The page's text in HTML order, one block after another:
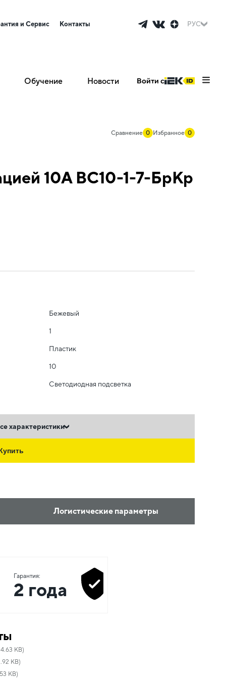
и Сервис Контакты РУС
Обучение Новости Войти с
Сравнение 0 Избранное 0
10А ВС10-1-7-БрКр
Бежевый
1
Пластик
10
Светодиодная подсветка
характеристики
Логистические параметры
Гарантия:
2 года
KB)
KB)
KB)